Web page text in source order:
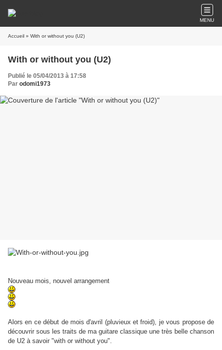
MENU
Accueil » With or without you (U2)
With or without you (U2)
Publié le 05/04/2013 à 17:58
Par odomi1973
Nouveau mois, nouvel arrangement
Alors en ce début de mois d'avril (pluvieux et froid), je vous propose de
découvrir sous les traits de ma guitare classique une très belle chanson
de U2 à savoir "with or without you".